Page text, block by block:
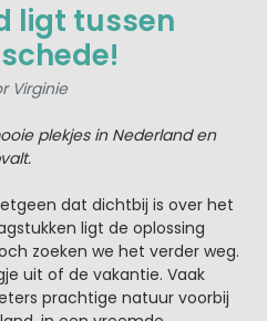
ligt tussen
Virginie
plekjes in Nederland en
dat dichtbij is over het
ligt de oplossing
zoeken we het verder weg.
uit of de vakantie. Vaak
prachtige natuur voorbij